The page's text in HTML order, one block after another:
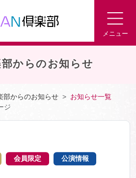
メニュー
からのお知らせ
部からのお知らせ
お知らせ一覧
ジ
会員限定 公演情報